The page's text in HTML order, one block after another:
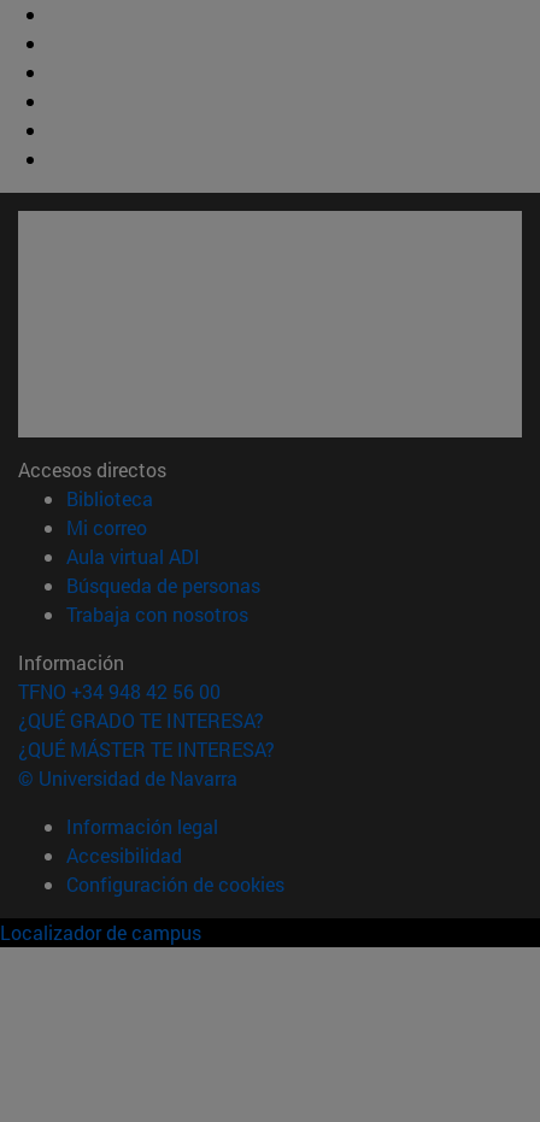
Accesos directos
Biblioteca
Mi correo(abre en nueva ventana)
Aula virtual ADI
Búsqueda de personas(abre en nueva ventana)
Trabaja con nosotros(abre en nueva ventana)
Información
TFNO +34 948 42 56 00
¿QUÉ GRADO TE INTERESA?
¿QUÉ MÁSTER TE INTERESA?
© Universidad de Navarra
Información legal
Accesibilidad
Configuración de cookies
Localizador de campus